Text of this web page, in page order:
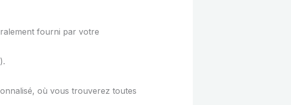
fourni par votre
où vous trouverez toutes